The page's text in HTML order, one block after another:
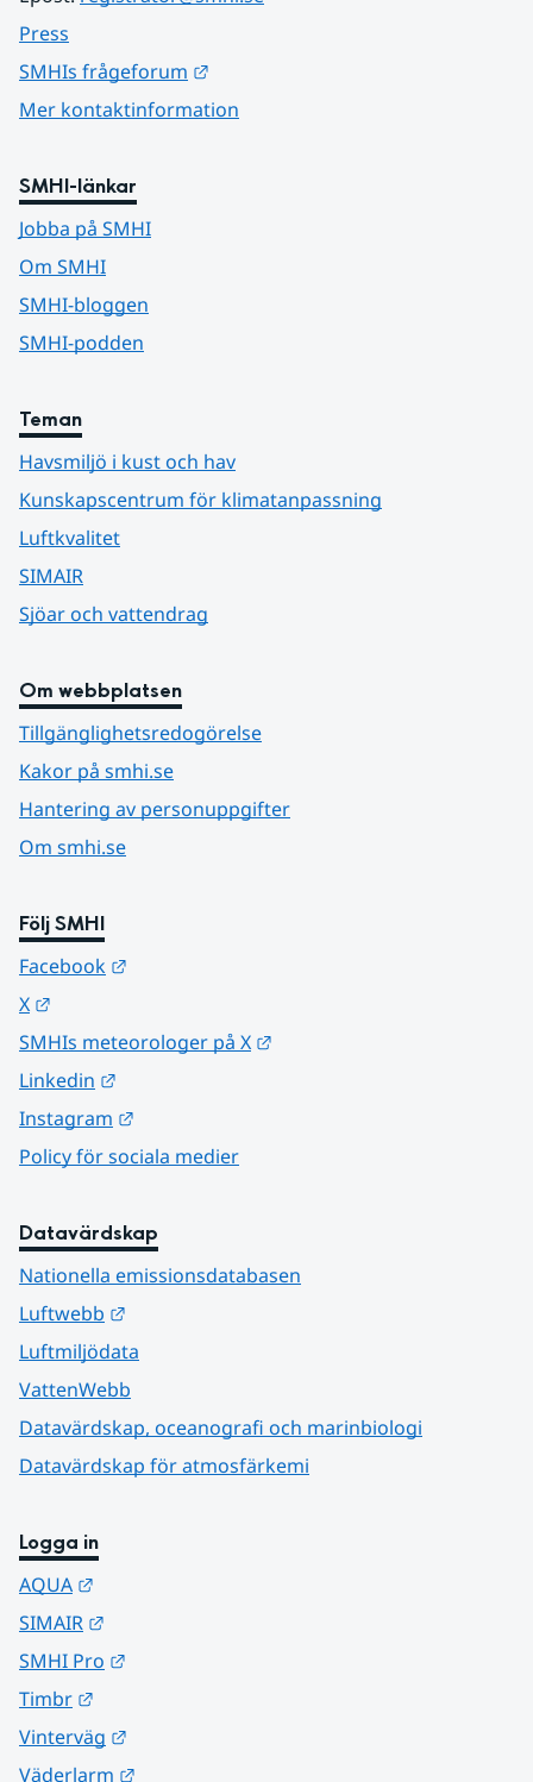
Press
SMHIs frågeforum
Mer kontaktinformation
SMHI-länkar
Jobba på SMHI
Om SMHI
SMHI-bloggen
SMHI-podden
Teman
Havsmiljö i kust och hav
Kunskapscentrum för klimatanpassning
Luftkvalitet
SIMAIR
Sjöar och vattendrag
Om webbplatsen
Tillgänglighetsredogörelse
Kakor på smhi.se
Hantering av personuppgifter
Om smhi.se
Följ SMHI
Facebook
X
SMHIs meteorologer på X
Linkedin
Instagram
Policy för sociala medier
Datavärdskap
Nationella emissionsdatabasen
Luftwebb
Luftmiljödata
VattenWebb
Datavärdskap, oceanografi och marinbiologi
Datavärdskap för atmosfärkemi
Logga in
AQUA
SIMAIR
SMHI Pro
Timbr
Vinterväg
Väderlarm